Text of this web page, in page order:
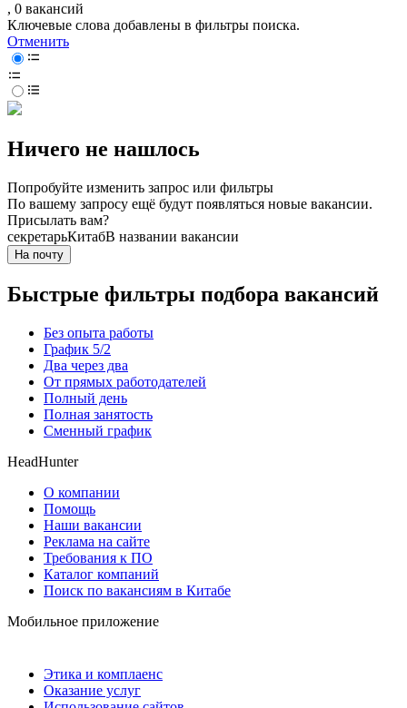
, 0 вакансий
Ключевые слова добавлены в фильтры поиска.
Отменить
Ничего не нашлось
Попробуйте изменить запрос или фильтры
По вашему запросу ещё будут появляться новые вакансии.
Присылать вам?
секретарьКитабВ названии вакансии
На почту
Быстрые фильтры подбора вакансий
Без опыта работы
График 5/2
Два через два
От прямых работодателей
Полный день
Полная занятость
Сменный график
HeadHunter
О компании
Помощь
Наши вакансии
Реклама на сайте
Требования к ПО
Каталог компаний
Поиск по вакансиям в Китабе
Мобильное приложение
Этика и комплаенс
Оказание услуг